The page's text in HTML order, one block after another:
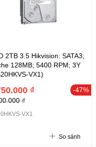
2TB 3.5 Hikvision: SATA3;
128MB; 5400 RPM; 3Y
VX1)
-47%
₫
₫
VX1
So sánh